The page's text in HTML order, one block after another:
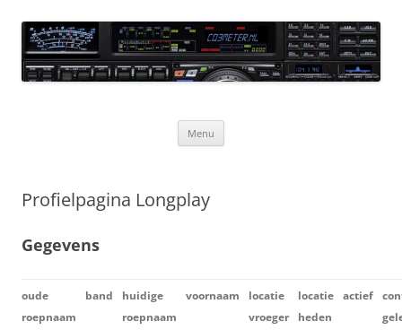
naar
de
inhoud CQ3meter
Website door en voor radio-amateurs
Menu
Profielpagina Longplay
Gegevens
oude
roepnaam
band
huidige
roepnaam
voornaam
locatie
vroeger
locatie
heden
actief